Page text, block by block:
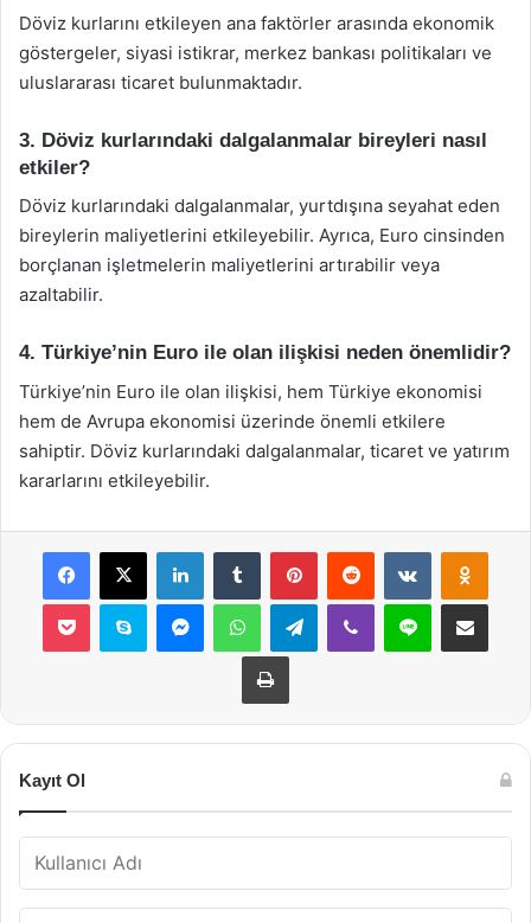
Döviz kurlarını etkileyen ana faktörler arasında ekonomik
göstergeler, siyasi istikrar, merkez bankası politikaları ve
uluslararası ticaret bulunmaktadır.
3. Döviz kurlarındaki dalgalanmalar bireyleri nasıl
etkiler?
Döviz kurlarındaki dalgalanmalar, yurtdışına seyahat eden
bireylerin maliyetlerini etkileyebilir. Ayrıca, Euro cinsinden
borçlanan işletmelerin maliyetlerini artırabilir veya
azaltabilir.
4. Türkiye’nin Euro ile olan ilişkisi neden önemlidir?
Türkiye’nin Euro ile olan ilişkisi, hem Türkiye ekonomisi
hem de Avrupa ekonomisi üzerinde önemli etkilere
sahiptir. Döviz kurlarındaki dalgalanmalar, ticaret ve yatırım
kararlarını etkileyebilir.
Facebook
X LinkedInTumblr PinterestReddit VKontakte
Pocket Skype MessengerWhatsAppTelegramViber Line E-Posta ile
Yazdır
Kayıt Ol